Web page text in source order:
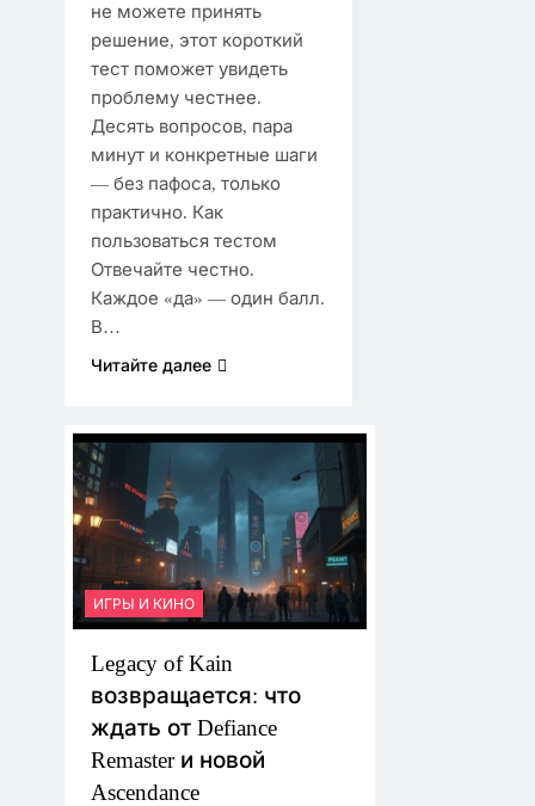
не можете принять
решение, этот короткий
тест поможет увидеть
проблему честнее.
Десять вопросов, пара
минут и конкретные шаги
— без пафоса, только
практично. Как
пользоваться тестом
Отвечайте честно.
Каждое «да» — один балл.
В…
Читайте далее
ИГРЫ И КИНО
Legacy of Kain
возвращается: что
ждать от Defiance
Remaster и новой
Ascendance